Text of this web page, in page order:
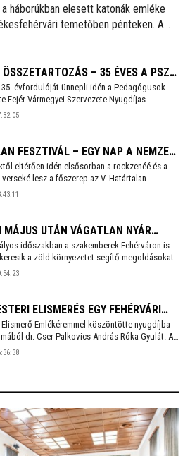
A
háborúkban elesett katonák emléke
temetőben pénteken. A
emlékkápolnánál 15 órakor
Spányi Antal püspök celebrál majd.
– 35 ÉVES A PSZ
SZERVEZETÉNEK NYUGDÍJAS
35. évfordulóját ünnepli idén a Pedagógusok
Fejér Vármegyei Szervezete Nyugdíjas
alkalmából rendezett csütörtöki
köszöntötte.
– EGY NAP A NEMZETI
JEGYÉBEN
eltérően idén elsősorban a rockzenéé és a
lesz a főszerep az V. Határtalan
30-i rendezvény részleteit
ügyek tanácsnoka.
MÁJUS UTÁN VÁGATLAN NYÁR
időszakban a szakemberek Fehérváron is
a zöld környezetet segítő megoldásokat.
a legtöbb helyen csak kontúrt húz a járdák
ELISMERÉS EGY FEHÉRVÁRI
Emlékéremmel köszöntötte nyugdíjba
dr. Cser-Palkovics András Róka Gyulát. Az
tartott fogadáson adta át a város